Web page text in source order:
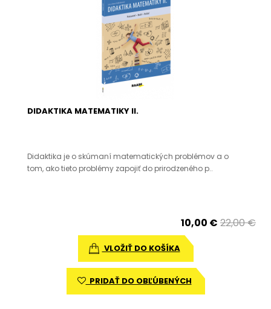
DIDAKTIKA MATEMATIKY II.
Didaktika je o skúmaní matematických problémov a o
tom, ako tieto problémy zapojiť do prirodzeného p..
10,00 € 22,00 €
VLOŽIŤ DO KOŠÍKA
PRIDAŤ DO OBĽÚBENÝCH